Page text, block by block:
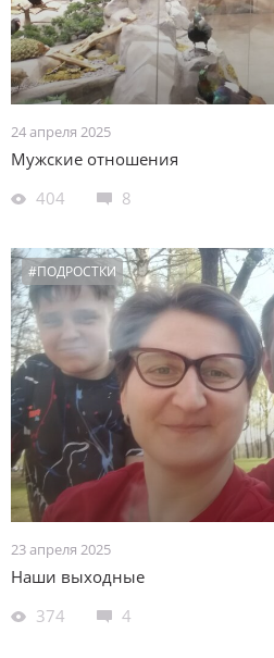
24 апреля 2025
Мужские отношения
404
8
#ПОДРОСТКИ
23 апреля 2025
Наши выходные
374
4